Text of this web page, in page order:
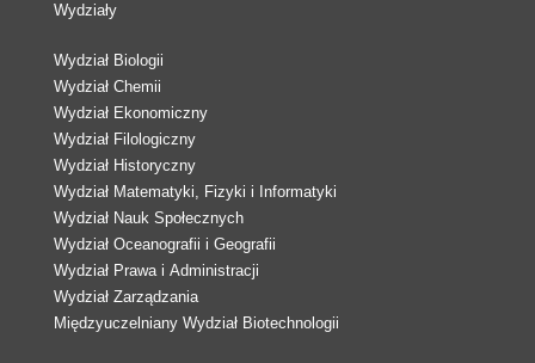
Wydziały
Wydział Biologii
Wydział Chemii
Wydział Ekonomiczny
Wydział Filologiczny
Wydział Historyczny
Wydział Matematyki, Fizyki i Informatyki
Wydział Nauk Społecznych
Wydział Oceanografii i Geografii
Wydział Prawa i Administracji
Wydział Zarządzania
Międzyuczelniany Wydział Biotechnologii